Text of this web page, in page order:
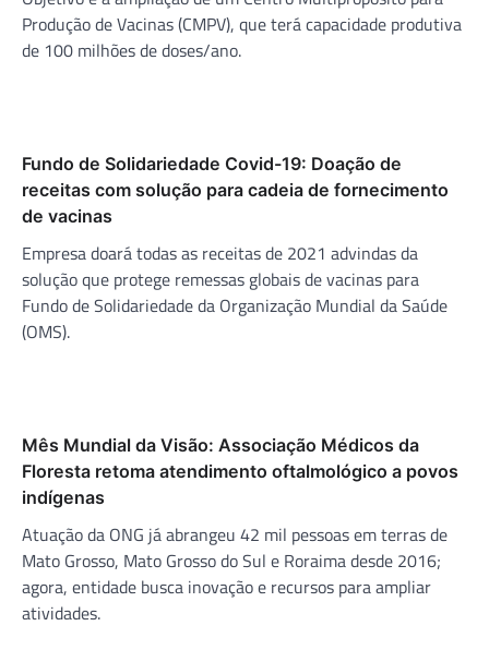
Produção de Vacinas (CMPV), que terá capacidade produtiva
de 100 milhões de doses/ano.
Fundo de Solidariedade Covid-19: Doação de
receitas com solução para cadeia de fornecimento
de vacinas
Empresa doará todas as receitas de 2021 advindas da
solução que protege remessas globais de vacinas para
Fundo de Solidariedade da Organização Mundial da Saúde
(OMS).
Mês Mundial da Visão: Associação Médicos da
Floresta retoma atendimento oftalmológico a povos
indígenas
Atuação da ONG já abrangeu 42 mil pessoas em terras de
Mato Grosso, Mato Grosso do Sul e Roraima desde 2016;
agora, entidade busca inovação e recursos para ampliar
atividades.